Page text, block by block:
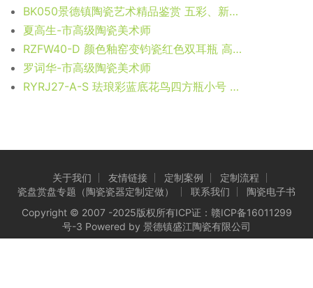
BK050景德镇陶瓷艺术精品鉴赏 五彩、新彩、综合装饰-专题—电子书下载
夏高生-市高级陶瓷美术师
RZFW40-D 颜色釉窑变钧瓷红色双耳瓶 高：21直径：11.3口径：底径：7.2重量：0.75KG
罗词华-市高级陶瓷美术师
RYRJ27-A-S 珐琅彩蓝底花鸟四方瓶小号 高24.7直径12底径8.4重量1KG
关于我们 友情链接 定制案例
定制流程
瓷盘赏盘专题（陶瓷瓷器定制定做）
联系我们
陶瓷电子书
Copyright © 2007 -2025版权所有ICP证： 赣ICP备16011299
号-3 Powered by 景德镇盛江陶瓷有限公司